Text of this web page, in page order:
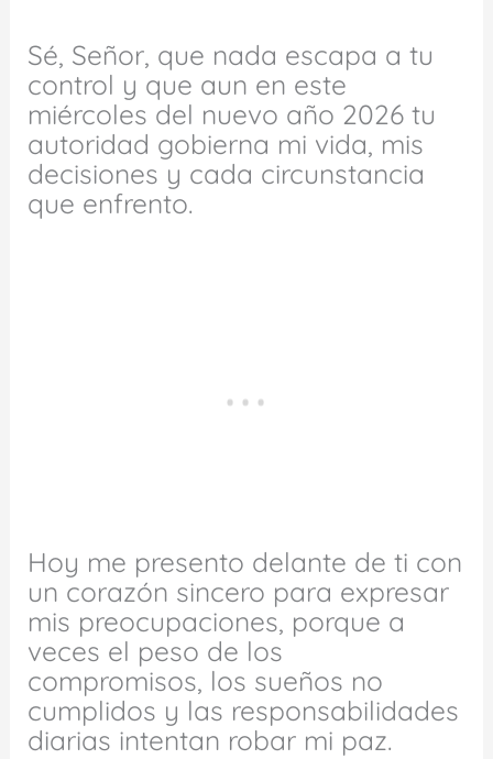
Sé, Señor, que nada escapa a tu
control y que aun en este
miércoles del nuevo año 2026 tu
autoridad gobierna mi vida, mis
decisiones y cada circunstancia
que enfrento.
Hoy me presento delante de ti con
un corazón sincero para expresar
mis preocupaciones, porque a
veces el peso de los
compromisos, los sueños no
cumplidos y las responsabilidades
diarias intentan robar mi paz.